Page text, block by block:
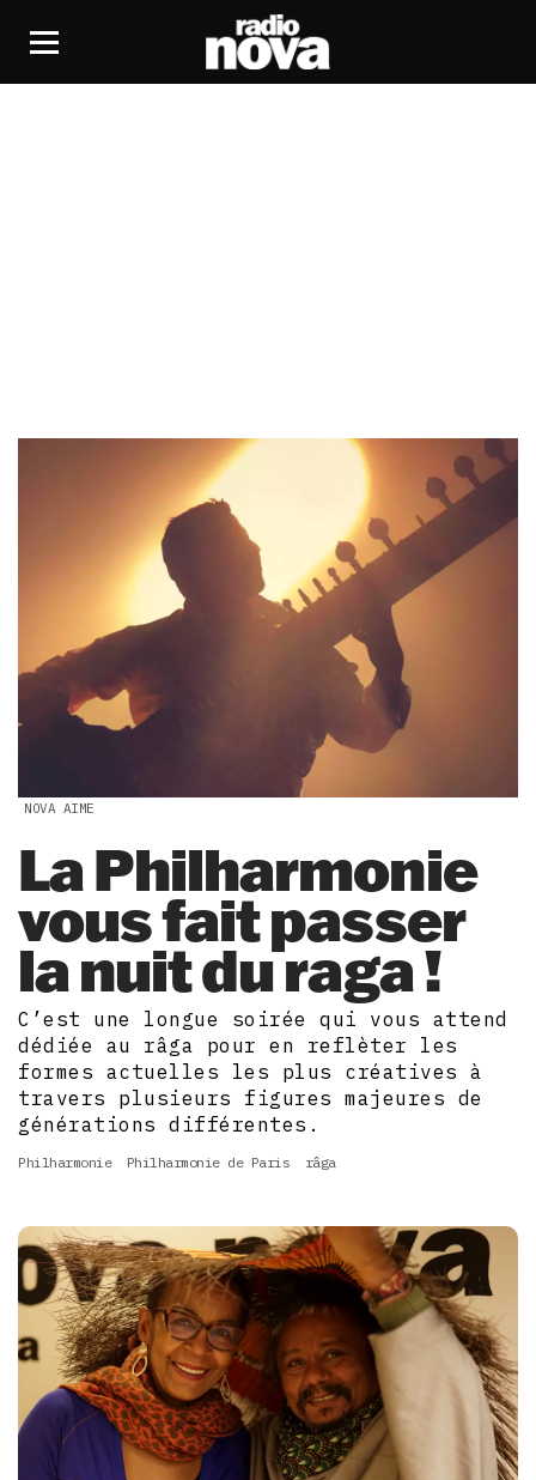
NOVA AIME
La Philharmonie
vous fait passer
la nuit du raga !
C’est une longue soirée qui vous attend
dédiée au râga pour en reflèter les
formes actuelles les plus créatives à
travers plusieurs figures majeures de
générations différentes.
Philharmonie Philharmonie de Paris râga